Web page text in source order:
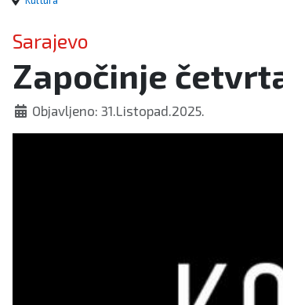
Sarajevo
Započinje
Objavljeno: 31.Listopad.2025.